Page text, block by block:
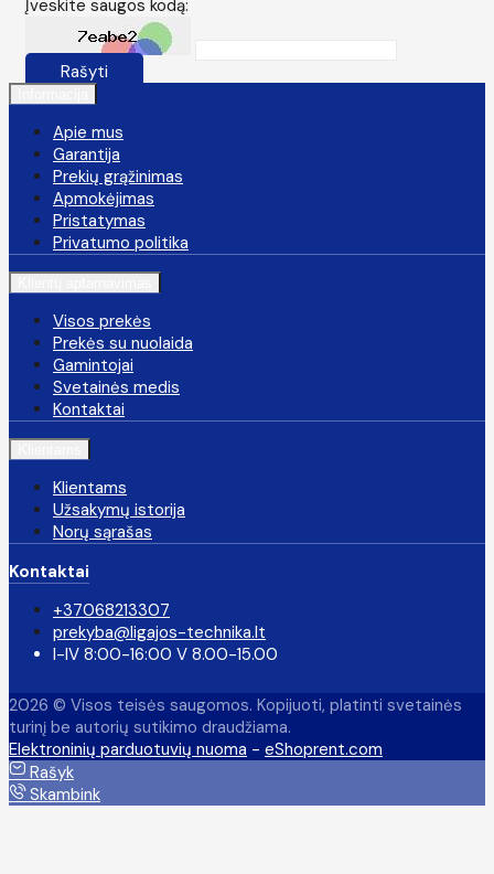
Įveskite saugos kodą:
Rašyti
Apie mus
Garantija
Prekių grąžinimas
Apmokėjimas
Pristatymas
Privatumo politika
Visos prekės
Prekės su nuolaida
Gamintojai
Svetainės medis
Kontaktai
Klientams
Užsakymų istorija
Norų sąrašas
Kontaktai
+37068213307
prekyba@ligajos-technika.lt
I-IV 8:00-16:00 V 8.00-15.00
2026 © Visos teisės saugomos. Kopijuoti, platinti svetainės
turinį be autorių sutikimo draudžiama.
Elektroninių parduotuvių nuoma - eShoprent.com
Rašyk
Skambink